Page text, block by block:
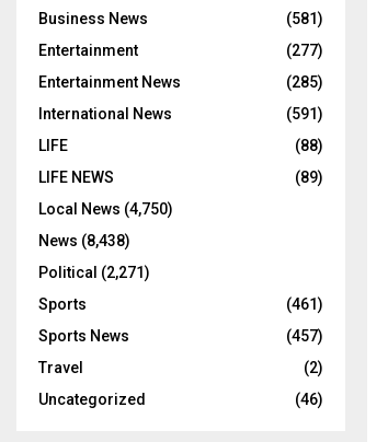
Business News
(581)
Entertainment
(277)
Entertainment News
(285)
International News
(591)
LIFE
(88)
LIFE NEWS
(89)
Local News (4,750)
News (8,438)
Political (2,271)
Sports
(461)
Sports News
(457)
Travel
(2)
Uncategorized
(46)